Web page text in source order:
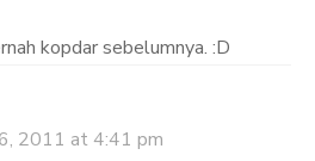
kopdar sebelumnya. :D
2011 at 4:41 pm